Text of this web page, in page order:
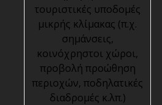
τουριστικές υποδομές
μικρής κλίμακας (π.χ.
σημάνσεις,
κοινόχρηστοι χώροι,
προβολή προώθηση
περιοχών, ποδηλατικές
διαδρομές κ.λπ.)